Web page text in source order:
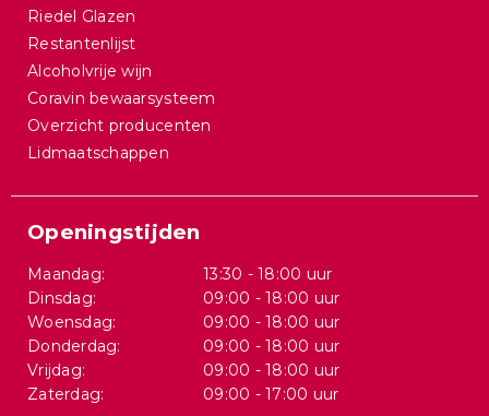
Riedel Glazen
Restantenlijst
Alcoholvrije wijn
Coravin bewaarsysteem
Overzicht producenten
Lidmaatschappen
Openingstijden
Maandag:
13:30 - 18:00 uur
Dinsdag:
09:00 - 18:00 uur
Woensdag:
09:00 - 18:00 uur
Donderdag:
09:00 - 18:00 uur
Vrijdag:
09:00 - 18:00 uur
Zaterdag:
09:00 - 17:00 uur